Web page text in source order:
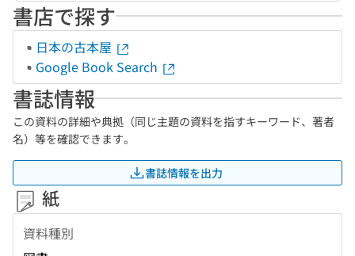
書店で探す
日本の古本屋
Google Book Search
書誌情報
この資料の詳細や典拠（同じ主題の資料を指すキーワード、著者
名）等を確認できます。
書誌情報を出力
紙
資料種別